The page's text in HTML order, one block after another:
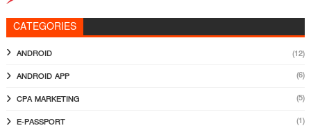
CATEGORIES
ANDROID (12)
ANDROID APP (6)
CPA MARKETING (5)
E-PASSPORT (1)